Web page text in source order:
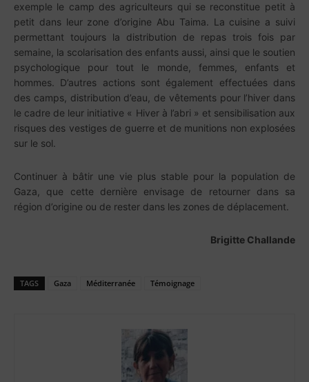
exemple le camp des agriculteurs qui se reconstitue petit à
petit dans leur zone d’origine Abu Taima. La cuisine a suivi
permettant toujours la distribution de repas trois fois par
semaine, la scolarisation des enfants aussi, ainsi que le soutien
psychologique pour tout le monde, femmes, enfants et
hommes. D’autres actions sont également effectuées dans
des camps, distribution d’eau, de vêtements pour l’hiver dans
le cadre de leur initiative « Hiver à l’abri » et sensibilisation aux
risques des vestiges de guerre et de munitions non explosées
sur le sol.
Continuer à bâtir une vie plus stable pour la population de
Gaza, que cette dernière envisage de retourner dans sa
région d’origine ou de rester dans les zones de déplacement.
Brigitte Challande
TAGS Gaza Méditerranée Témoignage